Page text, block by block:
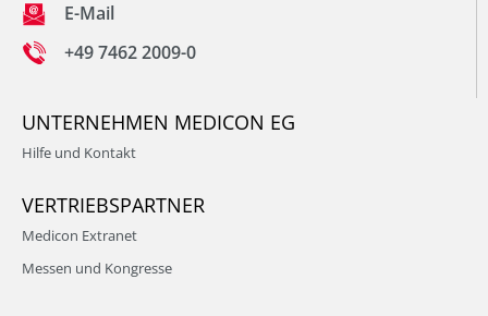
E-Mail
+49 7462 2009-0
UNTERNEHMEN MEDICON EG
Hilfe und Kontakt
VERTRIEBSPARTNER
Medicon Extranet
Messen und Kongresse